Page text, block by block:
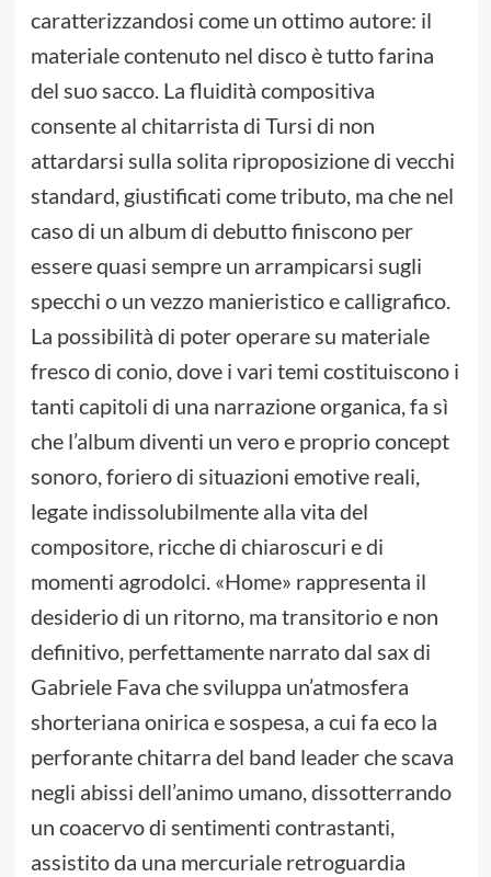
caratterizzandosi come un ottimo autore: il
materiale contenuto nel disco è tutto farina
del suo sacco. La fluidità compositiva
consente al chitarrista di Tursi di non
attardarsi sulla solita riproposizione di vecchi
standard, giustificati come tributo, ma che nel
caso di un album di debutto finiscono per
essere quasi sempre un arrampicarsi sugli
specchi o un vezzo manieristico e calligrafico.
La possibilità di poter operare su materiale
fresco di conio, dove i vari temi costituiscono i
tanti capitoli di una narrazione organica, fa sì
che l’album diventi un vero e proprio concept
sonoro, foriero di situazioni emotive reali,
legate indissolubilmente alla vita del
compositore, ricche di chiaroscuri e di
momenti agrodolci. «Home» rappresenta il
desiderio di un ritorno, ma transitorio e non
definitivo, perfettamente narrato dal sax di
Gabriele Fava che sviluppa un’atmosfera
shorteriana onirica e sospesa, a cui fa eco la
perforante chitarra del band leader che scava
negli abissi dell’animo umano, dissotterrando
un coacervo di sentimenti contrastanti,
assistito da una mercuriale retroguardia